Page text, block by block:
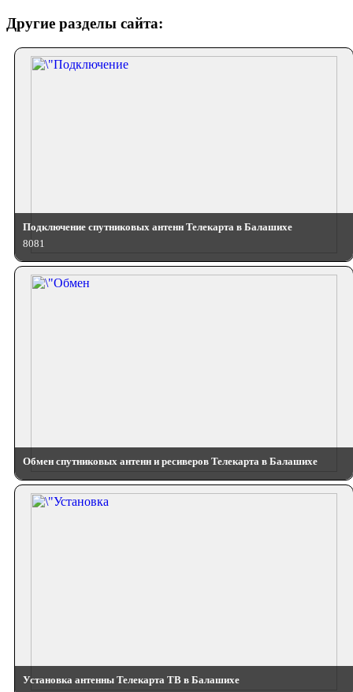
Другие разделы сайта:
Подключение спутниковых антенн Телекарта в Балашихе
8081
Обмен спутниковых антенн и ресиверов Телекарта в Балашихе
Установка антенны Телекарта ТВ в Балашихе